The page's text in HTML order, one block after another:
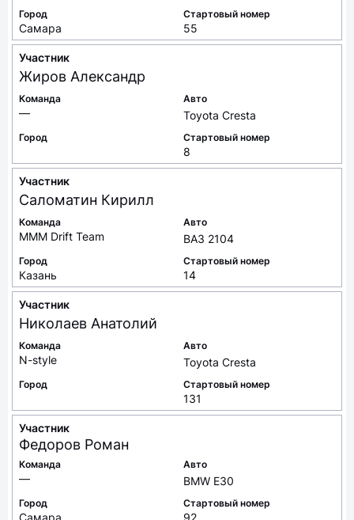
Город
Самара
Стартовый номер
55
Участник
Жиров Александр
Команда
—
Авто
Toyota Cresta
Город Стартовый номер
8
Участник
Саломатин Кирилл
Команда
MMM Drift Team
Авто
ВАЗ 2104
Город
Казань
Стартовый номер
14
Участник
Николаев Анатолий
Команда
N-style
Авто
Toyota Cresta
Город Стартовый номер
131
Участник
Федоров Роман
Команда
—
Авто
BMW E30
Город Стартовый номер